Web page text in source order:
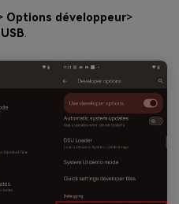
Options développeur>